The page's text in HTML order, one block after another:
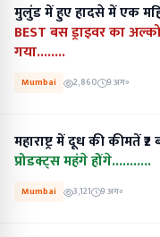
मुलुंड में हुए हादसे में एक
BEST बस ड्राइवर का
गया........
Mumbai 2,860 9 अग॰
महाराष्ट्र में दूध की कीमतें ₹2
प्रोडक्ट्स महंगे होंगे...........
Mumbai 3,121 9 अग॰